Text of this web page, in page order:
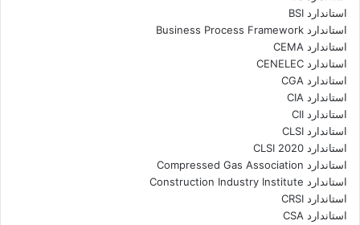
استاندارد BSI
استاندارد Business Process Framework
استاندارد CEMA
استاندارد CENELEC
استاندارد CGA
استاندارد CIA
استاندارد CII
استاندارد CLSI
استاندارد CLSI 2020
استاندارد Compressed Gas Association
استاندارد Construction Industry Institute
استاندارد CRSI
استاندارد CSA